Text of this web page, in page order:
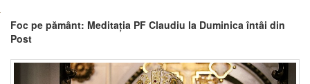
Foc pe pământ: Meditația PF Claudiu la Duminica întâi din
Post